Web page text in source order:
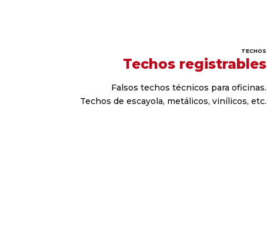
TECHOS
Techos registrables
Falsos techos técnicos para oficinas.
Techos de escayola, metálicos, vinílicos, etc.